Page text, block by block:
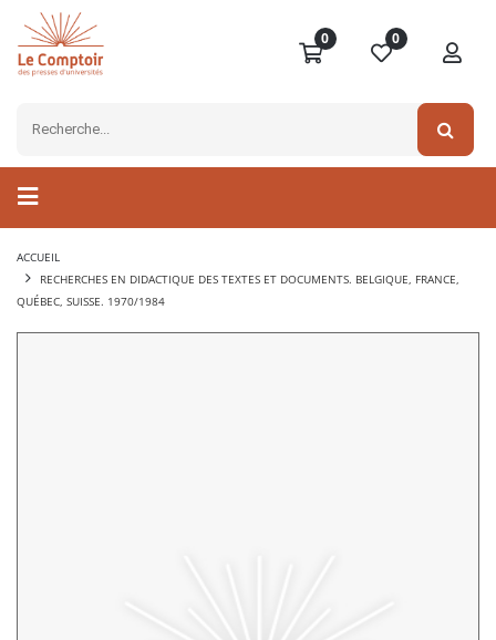
0 0
ACCUEIL
RECHERCHES EN DIDACTIQUE DES TEXTES ET DOCUMENTS. BELGIQUE, FRANCE,
QUÉBEC, SUISSE. 1970/1984